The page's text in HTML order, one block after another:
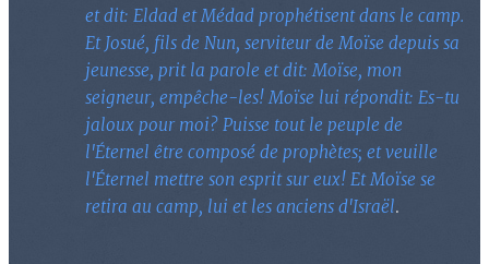
et dit: Eldad et Médad prophétisent dans le camp.
Et Josué, fils de Nun, serviteur de Moïse depuis sa
jeunesse, prit la parole et dit: Moïse, mon
seigneur, empêche-les! Moïse lui répondit: Es-tu
jaloux pour moi? Puisse tout le peuple de
l'Éternel être composé de prophètes; et veuille
l'Éternel mettre son esprit sur eux! Et Moïse se
retira au camp, lui et les anciens d'Israël.